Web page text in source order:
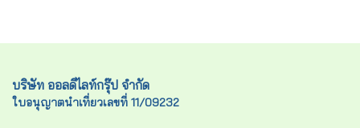
บริษัท ออลดีไลท์กรุ๊ป จำกัด
ใบอนุญาตนำเที่ยวเลขที่ 11/09232